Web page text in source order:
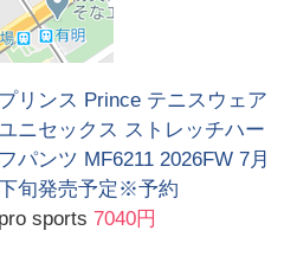
プリンス Prince テニスウェア
ニセックス ストレッチハー
フパンツ MF6211 2026FW 7月
旬発売予定※予約
pro sports 7040円